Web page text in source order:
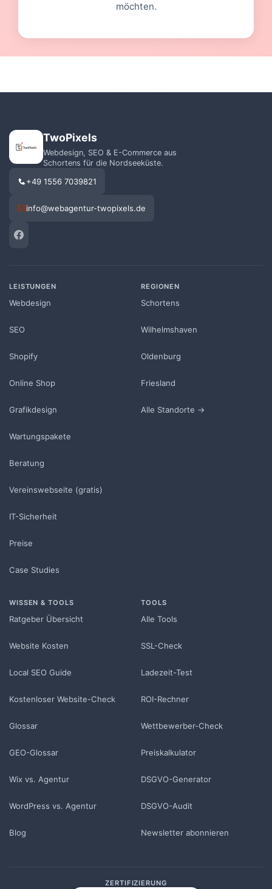
möchten.
TwoPixels
Webdesign, SEO & E-Commerce aus
Schortens für die Nordseeküste.
+49 1556 7039821
info@webagentur-twopixels.de
LEISTUNGEN
Webdesign
SEO
Shopify
Online Shop
Grafikdesign
Wartungspakete
Beratung
Vereinswebseite (gratis)
IT-Sicherheit
Preise
Case Studies
REGIONEN
Schortens
Wilhelmshaven
Oldenburg
Friesland
Alle Standorte →
WISSEN & TOOLS
Ratgeber Übersicht
Website Kosten
Local SEO Guide
Kostenloser Website-Check
Glossar
GEO-Glossar
Wix vs. Agentur
WordPress vs. Agentur
Blog
TOOLS
Alle Tools
SSL-Check
Ladezeit-Test
ROI-Rechner
Wettbewerber-Check
Preiskalkulator
DSGVO-Generator
DSGVO-Audit
Newsletter abonnieren
ZERTIFIZIERUNG